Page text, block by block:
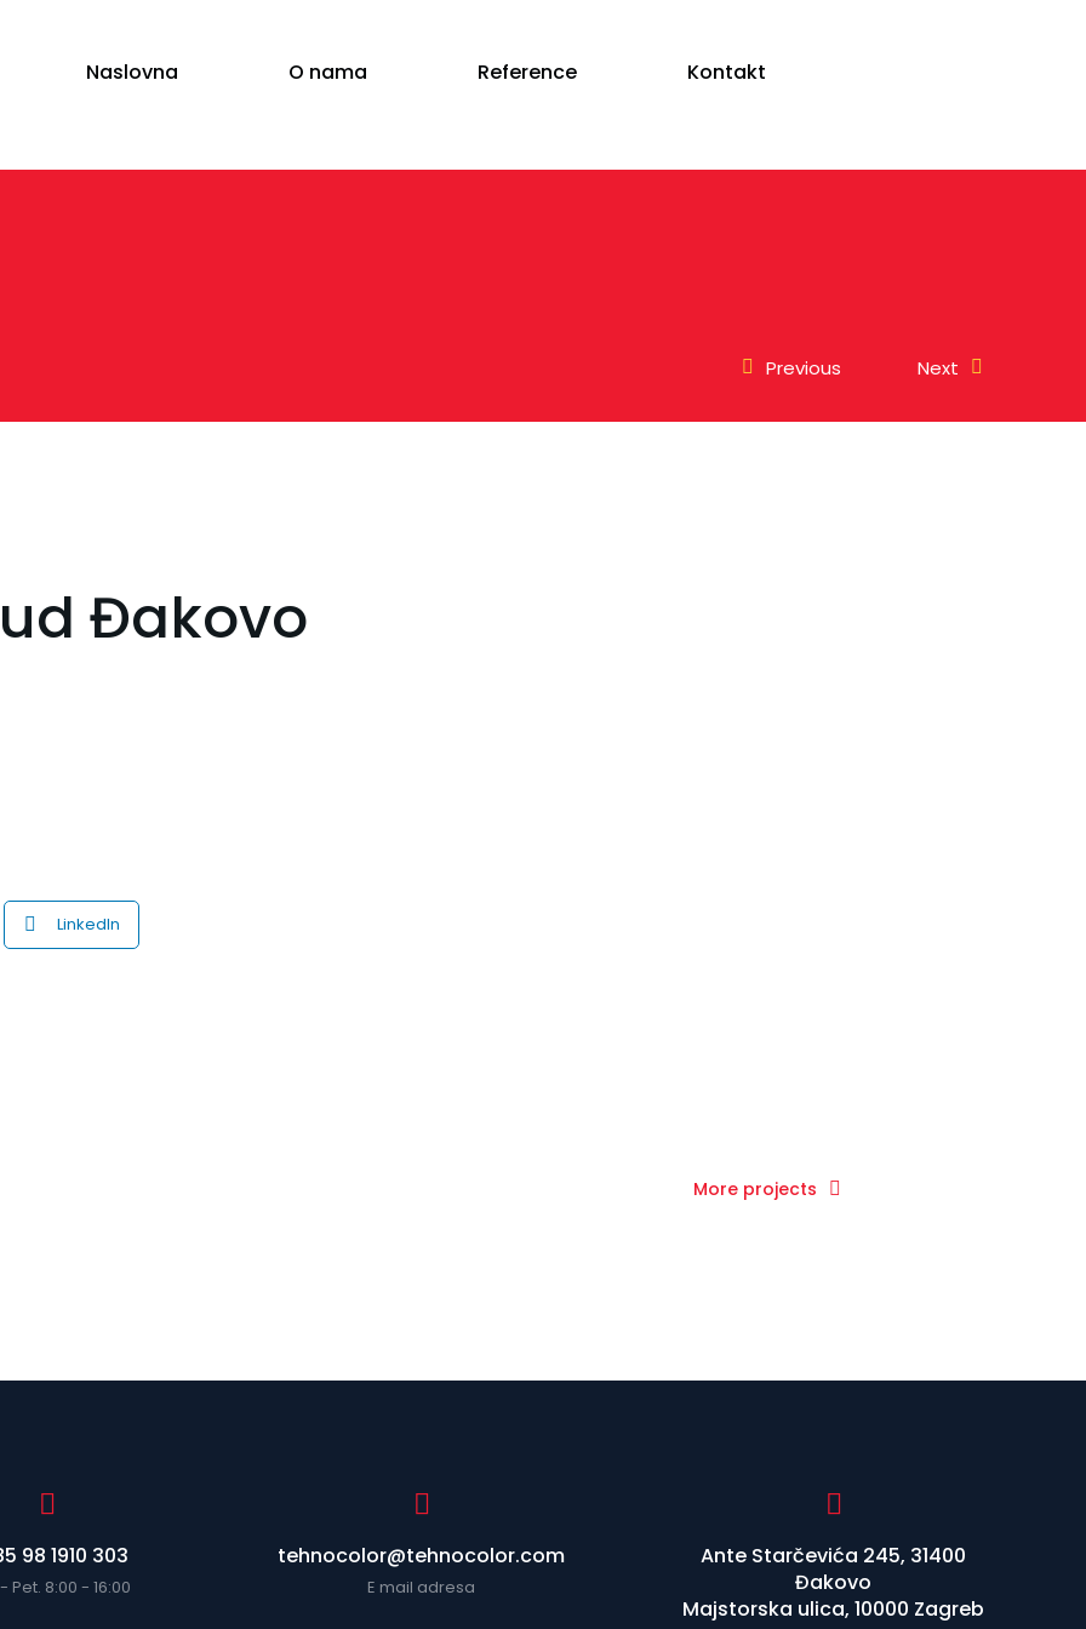
Naslovna O nama Reference Kontakt
Previous Next
Đakovo
LinkedIn
More projects
98 1910 303
Pet. 8:00 - 16:00
tehnocolor@tehnocolor.com
E mail adresa
Ante Starčevića 245, 31400
Đakovo
Majstorska ulica, 10000 Zagreb